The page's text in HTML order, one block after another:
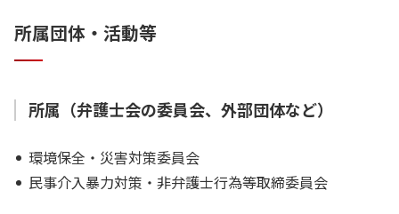
所属団体・活動等
所属（弁護士会の委員会、外部団体など）
環境保全・災害対策委員会
民事介入暴力対策・非弁護士行為等取締委員会